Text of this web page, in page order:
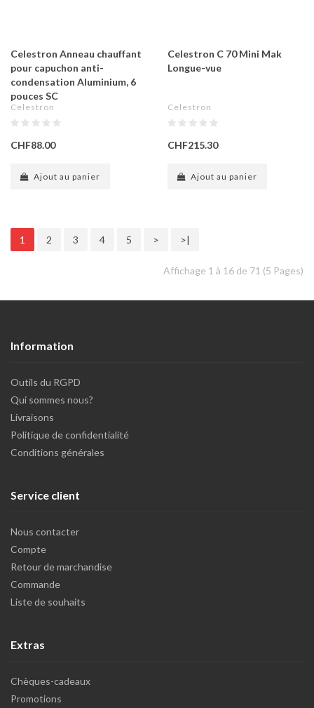
Celestron Anneau chauffant
pour capuchon anti-
condensation Aluminium, 6
pouces SC
Celestron
CHF88.00
Ajout au panier
Celestron C 70 Mini Mak
Longue-vue
Celestron
CHF215.30
Ajout au panier
1 2 3 4 5 > >|
Affichage 1 à 16 de 71 (5 Pages)
Information
Outils du RGPD
Qui sommes nous?
Livraisons
Politique de confidentialité
Conditions générales
Service client
Nous contacter
Compte
Retour de marchandise
Commande
Liste de souhaits
Extras
Chèques-cadeaux
Promotions